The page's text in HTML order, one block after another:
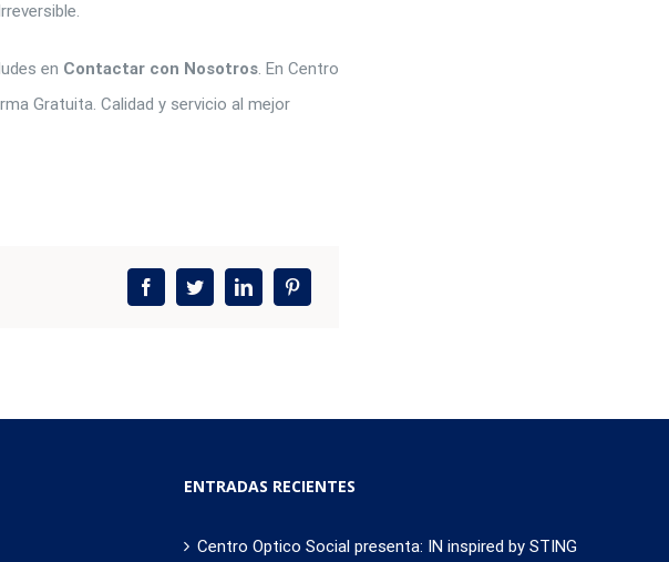
en Contactar con Nosotros. En Centro
Gratuita. Calidad y servicio al mejor
ENTRADAS RECIENTES
Centro Optico Social presenta: IN inspired by STING